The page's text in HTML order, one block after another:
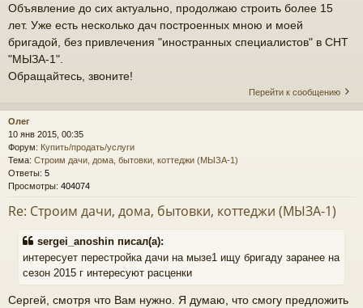
Объявление до сих актуально, продолжаю строить более 15
лет. Уже есть несколько дач построенных мною и моей
бригадой, без привлечения "иностранных специалистов" в СНТ
"МЫЗА-1".
Обращайтесь, звоните!
Перейти к сообщению
Олег
10 янв 2015, 00:35
Форум: Купить/продать/услуги
Тема: Строим дачи, дома, бытовки, коттеджи (МЫЗА-1)
Ответы: 5
Просмотры: 404074
Re: Строим дачи, дома, бытовки, коттеджи (МЫЗА-1)
sergei_anoshin писал(а):
интересует перестройка дачи на мызе1 ищу бригаду заранее на
сезон 2015 г интересуют расценки
Сергей, смотря что Вам нужно. Я думаю, что смогу предложить